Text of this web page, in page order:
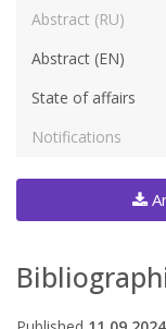
Abstract (RU)
Abstract (EN)
State of affairs
Notifications